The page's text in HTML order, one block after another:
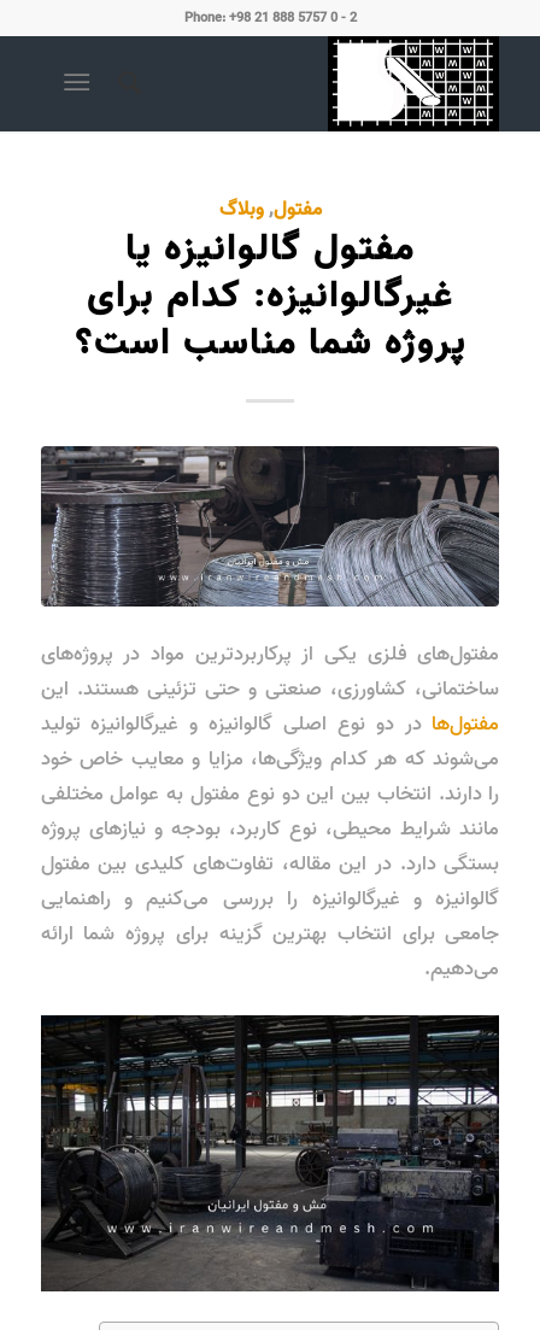
Phone: +98 21 888 5757 0 - 2
مفتول,وبلاگ
مفتول‌ گالوانیزه یا
غیرگالوانیزه: کدام برای
پروژه شما مناسب است؟
مفتول‌های فلزی یکی از پرکاربردترین مواد در پروژه‌های
ساختمانی، کشاورزی، صنعتی و حتی تزئینی هستند. این
مفتول‌ها در دو نوع اصلی گالوانیزهو غیرگالوانیزهتولید
می‌شوند که هر کدام ویژگی‌ها، مزایا و معایب خاص خود
را دارند. انتخاب بین این دو نوع مفتول به عوامل مختلفی
مانند شرایط محیطی، نوع کاربرد، بودجه و نیازهای پروژه
بستگی دارد. در این مقاله، تفاوت‌های کلیدی بین مفتول
گالوانیزهو غیرگالوانیزه را بررسی می‌کنیم و راهنمایی
جامعی برای انتخاب بهترین گزینه برای پروژه شما ارائه
می‌دهیم.